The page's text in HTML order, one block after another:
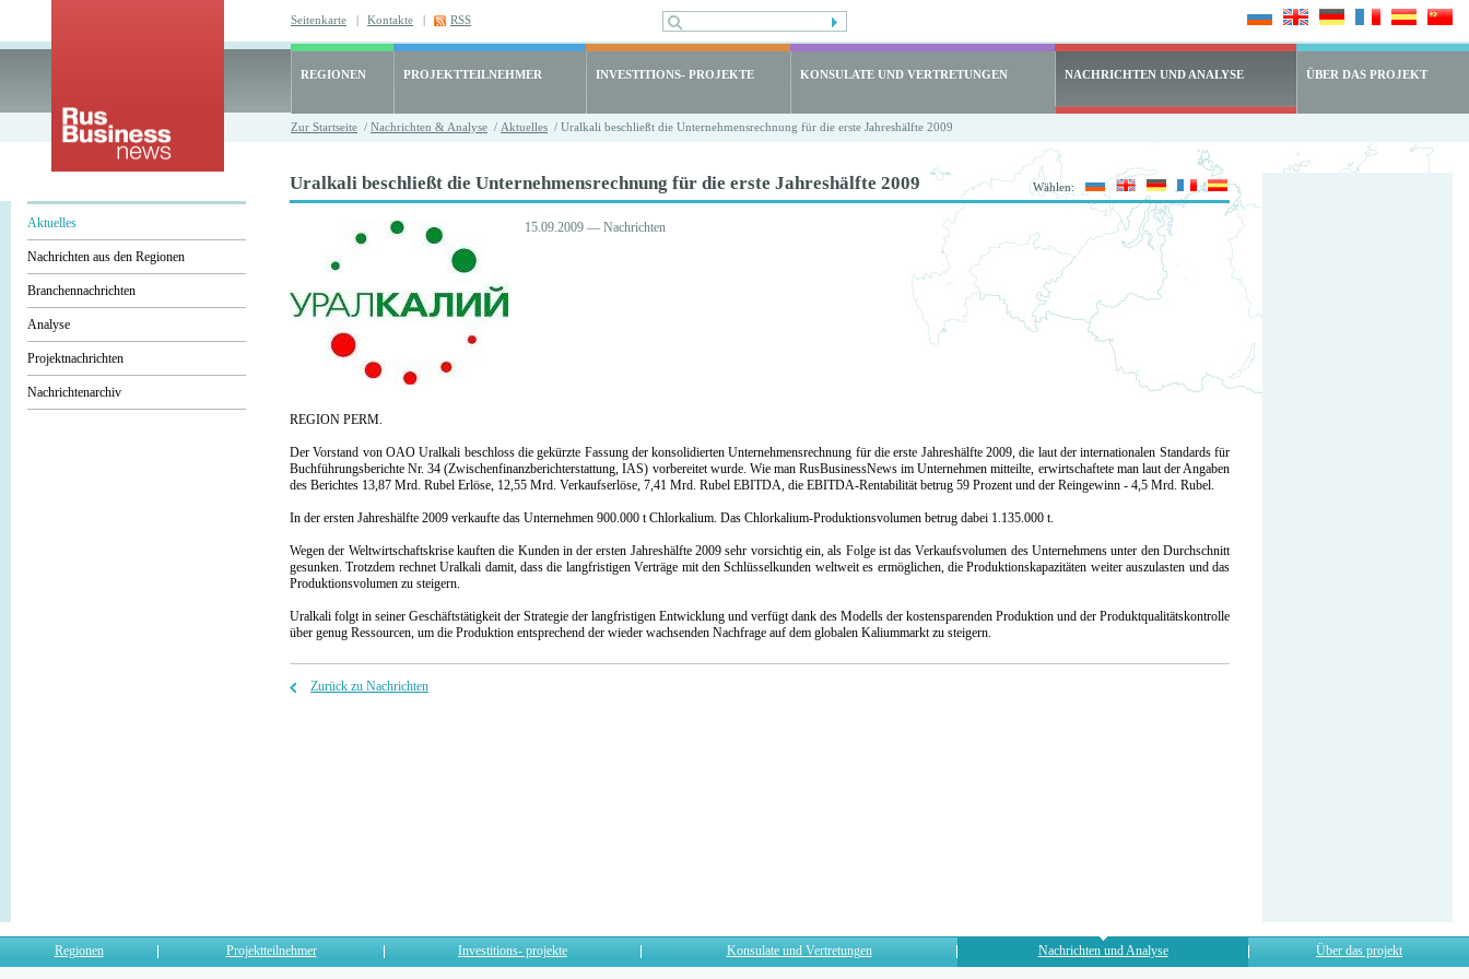
Seitenkarte | Kontakte | RSS
REGIONEN PROJEKTTEILNEHMER INVESTITIONS- PROJEKTE KONSULATE UND VERTRETUNGEN NACHRICHTEN UND ANALYSE ÜBER DAS PROJEKT
Zur Startseite / Nachrichten & Analyse / Aktuelles / Uralkali beschließt die Unternehmensrechnung für die erste Jahreshälfte 2009
Wählen:
Aktuelles
Nachrichten aus den Regionen
Branchennachrichten
Analyse
Projektnachrichten
Nachrichtenarchiv
Uralkali beschließt die Unternehmensrechnung für die erste Jahreshälfte 2009
15.09.2009 — Nachrichten
REGION PERM.
Der Vorstand von OAO Uralkali beschloss die gekürzte Fassung der konsolidierten Unternehmensrechnung für die erste Jahreshälfte 2009, die laut der internationalen Standards für
Buchführungsberichte Nr. 34 (Zwischenfinanzberichterstattung, IAS) vorbereitet wurde. Wie man RusBusinessNews im Unternehmen mitteilte, erwirtschaftete man laut der Angaben
des Berichtes 13,87 Mrd. Rubel Erlöse, 12,55 Mrd. Verkaufserlöse, 7,41 Mrd. Rubel EBITDA, die EBITDA-Rentabilität betrug 59 Prozent und der Reingewinn - 4,5 Mrd. Rubel.
In der ersten Jahreshälfte 2009 verkaufte das Unternehmen 900.000 t Chlorkalium. Das Chlorkalium-Produktionsvolumen betrug dabei 1.135.000 t.
Wegen der Weltwirtschaftskrise kauften die Kunden in der ersten Jahreshälfte 2009 sehr vorsichtig ein, als Folge ist das Verkaufsvolumen des Unternehmens unter den Durchschnitt
gesunken. Trotzdem rechnet Uralkali damit, dass die langfristigen Verträge mit den Schlüsselkunden weltweit es ermöglichen, die Produktionskapazitäten weiter auszulasten und das
Produktionsvolumen zu steigern.
Uralkali folgt in seiner Geschäftstätigkeit der Strategie der langfristigen Entwicklung und verfügt dank des Modells der kostensparenden Produktion und der Produktqualitätskontrolle
über genug Ressourcen, um die Produktion entsprechend der wieder wachsenden Nachfrage auf dem globalen Kaliummarkt zu steigern.
Zurück zu Nachrichten
Regionen Projektteilnehmer Investitions- projekte Konsulate und Vertretungen Nachrichten und Analyse Über das projekt